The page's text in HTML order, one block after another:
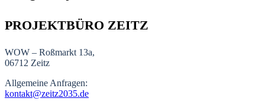
PROJEKTBÜRO ZEITZ
WOW – Roßmarkt 13a,
06712 Zeitz
Allgemeine Anfragen:
kontakt@zeitz2035.de